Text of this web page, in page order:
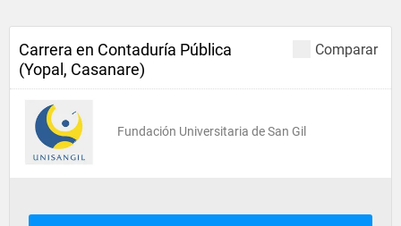
Comparar
Carrera en Contaduría Pública
(Yopal, Casanare)
Fundación Universitaria de San Gil